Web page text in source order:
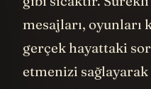
gibi sıcaktır.
mesajları,
gerçek hayattaki
etmenizi